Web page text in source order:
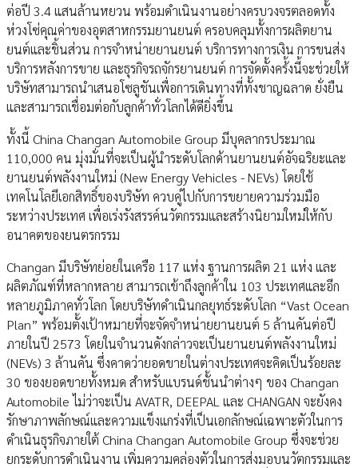
ต่อปี 3.4 แสนล้านหยวน พร้อมดำเนินงานอย่างครบวงจรตลอดทั้ง
ห่วงโซ่คุณค่าของอุตสาหกรรมยานยนต์ ครอบคลุมทั้งการผลิตยาน
ยนต์และชิ้นส่วน การจำหน่ายยานยนต์ บริการทางการเงิน การขนส่ง
บริการหลังการขาย และธุรกิจรถจักรยานยนต์ การจัดตั้งคร้้งนี้จะช่วยให้
บริษัทสามารถนำเสนอโซลูชันเพื่อการเดินทางที่ทั้งชาญฉลาด ยั่งยืน
และสามารถเชื่อมต่อกับลูกค้าทั่วโลกได้ดียิ่งขึ้น
ทั้งนี้ China Changan Automobile Group มีบุคลากรประมาณ
110,000 คน มุ่งมั่นที่จะเป็นผู้นำระดับโลกด้านยานยนต์อัจฉริยะและ
ยานยนต์พลังงานใหม่ (New Energy Vehicles - NEVs) โดยใช้
เทคโนโลยีเอกสิทธิ์ของบริษัท ควบคู่ไปกับการขยายความร่วมมือ
ระหว่างประเทศ เพื่อเร่งรังสรรค์นวัตกรรมและสร้างนิยามใหม่ให้กับ
อนาคตของยนตรกรรม
Changan มีบริษัทย่อยในเครือ 117 แห่ง ฐานการผลิต 21 แห่ง และ
ผลิตภัณฑ์ที่หลากหลาย สามารถเข้าถึงลูกค้าใน 103 ประเทศและอีก
หลายภูมิภาคทั่วโลก โดยบริษัทดำเนินกลยุทธ์ระดับโลก “Vast Ocean
Plan” พร้อมตั้งเป้าหมายที่จะจัดจำหน่ายยานยนต์ 5 ล้านคันต่อปี
ภายในปี 2573 โดยในจำนวนดังกล่าวจะเป็นยานยนต์พลังงานใหม่
(NEVs) 3 ล้านคัน ซึ่งคาดว่ายอดขายในต่างประเทศจะคิดเป็นร้อยละ
30 ของยอดขายทั้งหมด สำหรับแบรนด์ชั้นนำต่างๆ ของ Changan
Automobile ไม่ว่าจะเป็น AVATR, DEEPAL และ CHANGAN จะยังคง
รักษาภาพลักษณ์และความแข็งแกร่งที่เป็นเอกลักษณ์เฉพาะตัวในการ
ดำเนินธุรกิจภายใต้ China Changan Automobile Group ซึ่งจะช่วย
ยกระดับการดำเนินงาน เพิ่มความคล่องตัวในการส่งมอบนวัตกรรมและ